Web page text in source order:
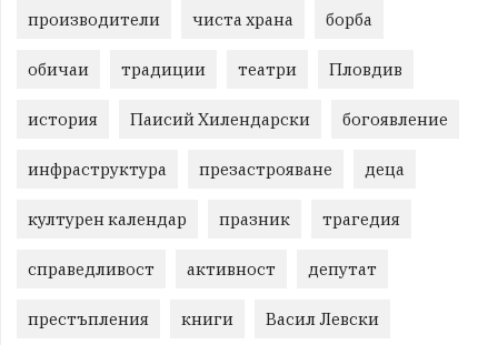
производители чиста храна борба
обичаи традиции театри Пловдив
история Паисий Хилендарски богоявление
инфраструктура презастрояване деца
културен календар празник трагедия
справедливост активност депутат
престъпления книги Васил Левски